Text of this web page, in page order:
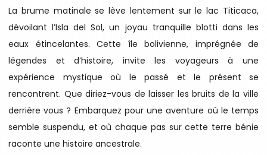
La brume matinale se lève lentement sur le lac Titicaca,
dévoilant l’Isla del Sol, un joyau tranquille blotti dans les
eaux étincelantes. Cette île bolivienne, imprégnée de
légendes et d’histoire, invite les voyageurs à une
expérience mystique où le passé et le présent se
rencontrent. Que diriez-vous de laisser les bruits de la ville
derrière vous ? Embarquez pour une aventure où le temps
semble suspendu, et où chaque pas sur cette terre bénie
raconte une histoire ancestrale.